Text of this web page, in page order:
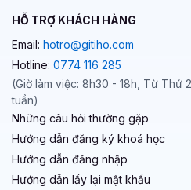
HỖ TRỢ KHÁCH HÀNG
Email: hotro@gitiho.com
Hotline: 0774 116 285
(Giờ làm việc: 8h30 - 18h, Từ Thứ
tuần)
Những câu hỏi thường gặp
Hướng dẫn đăng ký khoá học
Hướng dẫn đăng nhập
Hướng dẫn lấy lại mật khẩu